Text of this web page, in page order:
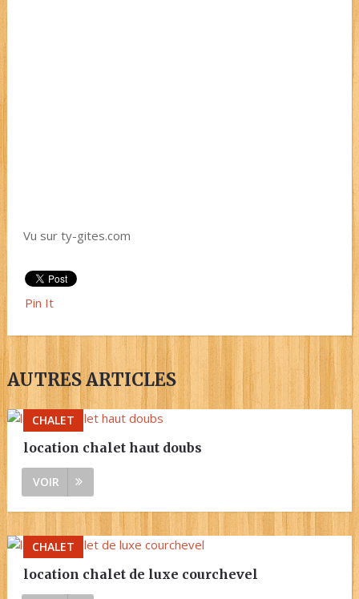
Vu sur ty-gites.com
Pin It
AUTRES ARTICLES
CHALET
location chalet haut doubs
VOIR
CHALET
location chalet de luxe courchevel